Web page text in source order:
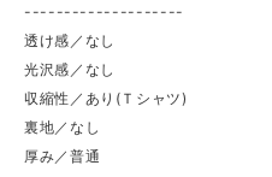
--------------------
透け感／なし
光沢感／なし
収縮性／あり(Ｔシャツ)
裏地／なし
厚み／普通